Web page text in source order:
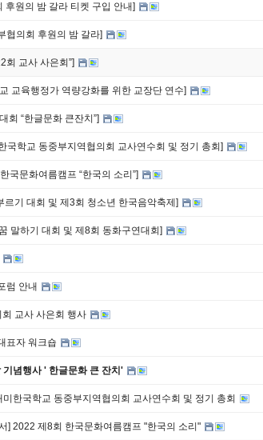
후원의 밤 갈라 티켓 구입 안내]
협의회 후원의 밤 갈라]
회 교사 사은회”]
교육행정가 역량강화를 위한 교장단 연수]
회 “한글문화 큰잔치”]
국학교 동중부지역협의회 교사연수회 및 정기 총회]
국문화여름캠프 “한국의 소리”]
르기 대회 및 제3회 청소년 한국음악축제]
말하기 대회 및 제8회 동화구연대회]
럼 안내
교사 사은회 행사
표자 워크숍
념행사 ' 한글문화 큰 잔치'
한국학교 동중부지역협의회 교사연수회 및 정기 총회
] 2022 제8회 한국문화여름캠프 "한국의 소리"